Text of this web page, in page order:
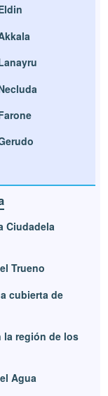
Trueno
cubierta de
la región de los
Agua